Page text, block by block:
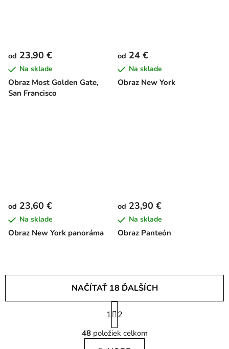
Obraz Most Golden Gate,
San Francisco
od 23,90 €
Na sklade
Obraz New York
od 24 €
Na sklade
Obraz New York panoráma
od 23,60 €
Na sklade
Obraz Panteón
od 23,90 €
Na sklade
O
v
NAČÍTAŤ 18 ĎALŠÍCH
S
t
r
á
1 2
48položiek celkom